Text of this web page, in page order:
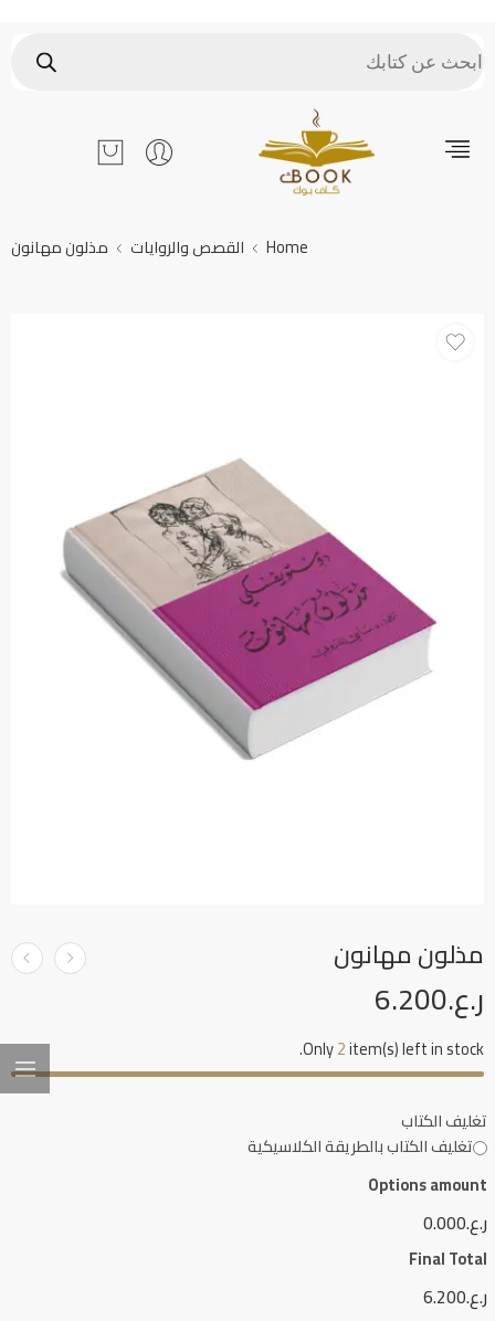
Home القصص والروايات مذلون مهانون
مذلون مهانون
ر.ع.6.200
Only2item(s) left in stock.
تغليف الكتاب
تغليف الكتاب بالطريقة الكلاسيكية
Options amount
ر.ع.0.000
Final Total
ر.ع.6.200